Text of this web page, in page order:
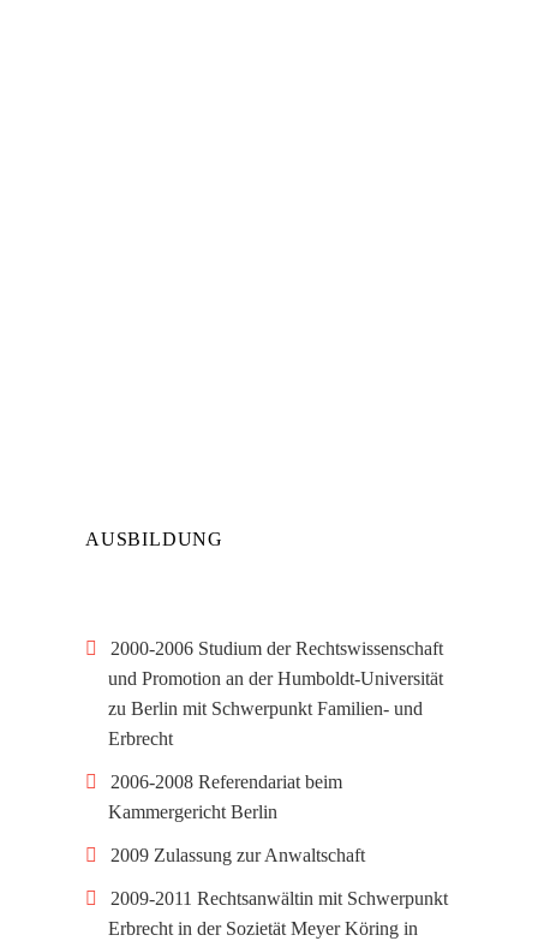
AUSBILDUNG
2000-2006 Studium der Rechtswissenschaft
und Promotion an der Humboldt-Universität
zu Berlin mit Schwerpunkt Familien- und
Erbrecht
2006-2008 Referendariat beim
Kammergericht Berlin
2009 Zulassung zur Anwaltschaft
2009-2011 Rechtsanwältin mit Schwerpunkt
Erbrecht in der Sozietät Meyer Köring in